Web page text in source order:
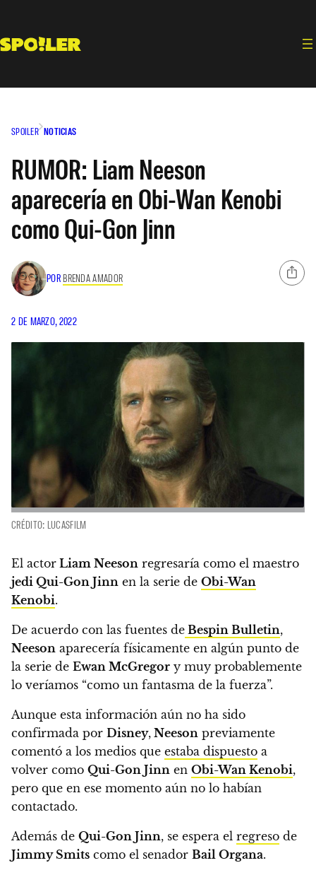
contenido
SPOILER NOTICIAS
RUMOR: Liam Neeson
aparecería en Obi-Wan Kenobi
como Qui-Gon Jinn
POR BRENDA AMADOR
2 DE MARZO, 2022
CRÉDITO: LUCASFILM
El actor Liam Neeson regresaría como el maestro
jedi Qui-Gon Jinn en la serie de Obi-Wan
Kenobi.
De acuerdo con las fuentes de Bespin Bulletin,
Neeson aparecería físicamente en algún punto de
la serie de Ewan McGregor y muy probablemente
lo veríamos “como un fantasma de la fuerza”.
Aunque esta información aún no ha sido
confirmada por Disney, Neeson previamente
comentó a los medios que estaba dispuesto a
volver como Qui-Gon Jinn en Obi-Wan Kenobi,
pero que en ese momento aún no lo habían
contactado.
Además de Qui-Gon Jinn, se espera el regreso de
Jimmy Smits como el senador Bail Organa.